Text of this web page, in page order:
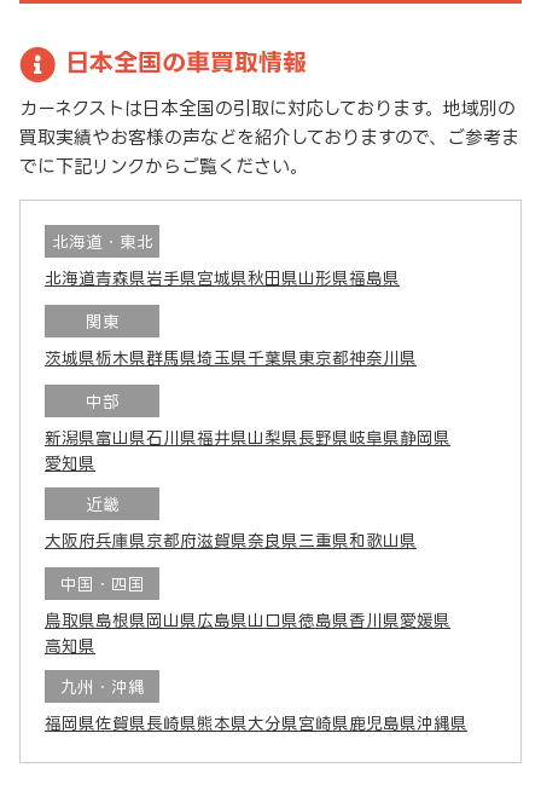
日本全国の車買取情報
カーネクストは日本全国の引取に対応しております。地域別の
買取実績やお客様の声などを紹介しておりますので、ご参考ま
でに下記リンクからご覧ください。
北海道・東北
北海道青森県岩手県宮城県秋田県山形県福島県
関東
茨城県栃木県群馬県埼玉県千葉県東京都神奈川県
中部
新潟県富山県石川県福井県山梨県長野県岐阜県静岡県
愛知県
近畿
大阪府兵庫県京都府滋賀県奈良県 三重県和歌山県
中国・四国
鳥取県島根県 岡山県広島県山口県徳島県香川県愛媛県
高知県
九州・沖縄
福岡県佐賀県長崎県熊本県大分県宮崎県鹿児島県沖縄県